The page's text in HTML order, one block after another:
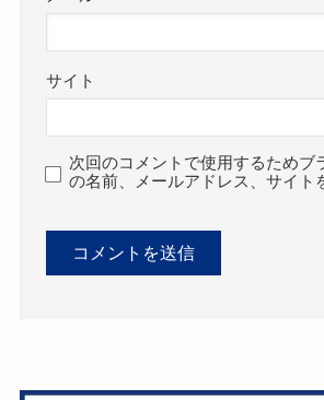
サイト
次回のコメントで使用するためブ
の名前、メールアドレス、サイト